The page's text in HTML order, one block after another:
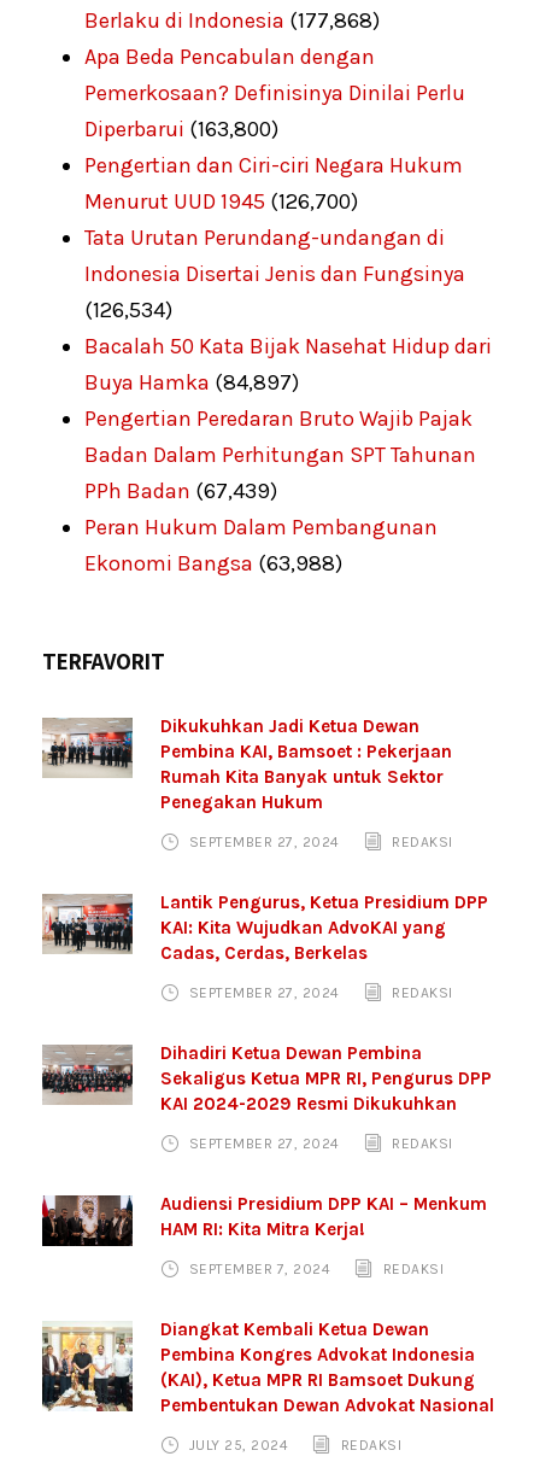
Berlaku di Indonesia (177,868)
Apa Beda Pencabulan dengan
Pemerkosaan? Definisinya Dinilai Perlu
Diperbarui (163,800)
Pengertian dan Ciri-ciri Negara Hukum
Menurut UUD 1945 (126,700)
Tata Urutan Perundang-undangan di
Indonesia Disertai Jenis dan Fungsinya
(126,534)
Bacalah 50 Kata Bijak Nasehat Hidup dari
Buya Hamka (84,897)
Pengertian Peredaran Bruto Wajib Pajak
Badan Dalam Perhitungan SPT Tahunan
PPh Badan (67,439)
Peran Hukum Dalam Pembangunan
Ekonomi Bangsa (63,988)
TERFAVORIT
Dikukuhkan Jadi Ketua Dewan
Pembina KAI, Bamsoet : Pekerjaan
Rumah Kita Banyak untuk Sektor
Penegakan Hukum
SEPTEMBER 27, 2024 REDAKSI
Lantik Pengurus, Ketua Presidium DPP
KAI: Kita Wujudkan AdvoKAI yang
Cadas, Cerdas, Berkelas
SEPTEMBER 27, 2024 REDAKSI
Dihadiri Ketua Dewan Pembina
Sekaligus Ketua MPR RI, Pengurus DPP
KAI 2024-2029 Resmi Dikukuhkan
SEPTEMBER 27, 2024 REDAKSI
Audiensi Presidium DPP KAI – Menkum
HAM RI: Kita Mitra Kerja!
SEPTEMBER 7, 2024 REDAKSI
Diangkat Kembali Ketua Dewan
Pembina Kongres Advokat Indonesia
(KAI), Ketua MPR RI Bamsoet Dukung
Pembentukan Dewan Advokat Nasional
JULY 25, 2024 REDAKSI